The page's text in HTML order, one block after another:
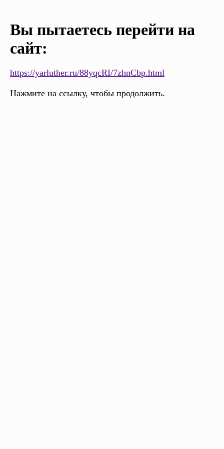
Вы пытаетесь перейти на
сайт:
https://yarluther.ru/88yqcRI/7zhnCbp.html
Нажмите на ссылку, чтобы продолжить.